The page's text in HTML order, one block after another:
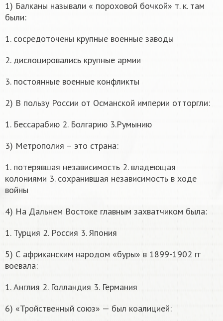
1) Балканы называли « пороховой бочкой» т. к. там
были:
1. сосредоточены крупные военные заводы
2. дислоцировались крупные армии
3. постоянные военные конфликты
2) В пользу России от Османской империи отторгли:
1. Бессарабию 2. Болгарию 3.Румынию
3) Метрополия – это страна:
1. потерявшая независимость 2. владеющая
колониями 3. сохранившая независимость в ходе
войны
4) На Дальнем Востоке главным захватчиком была:
1. Турция 2. Россия 3. Япония
5) С африканским народом «буры» в 1899-1902 гг
воевала:
1. Англия 2. Голландия 3. Германия
6) «Тройственный союз» — был коалицией: